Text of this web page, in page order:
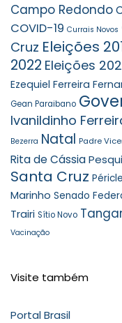
Campo Redondo
COVID-19 Currais Novos
Cruz Eleições
2022 Eleições
Ezequiel Ferreira
Gean Paraibano
Ivanildinho
Bezerra Natal Padre
Rita de Cássia
Santa Cruz
Marinho Senado
Trairi Sítio Novo
Vacinação
Visite também
Portal Brasil